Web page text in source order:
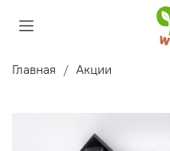
Главная Акции